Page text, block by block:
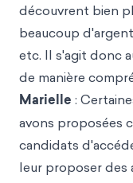
découvrent bien
beaucoup
etc. Il s'agit donc
de manière
Marielle :
avons proposées
candidats
leur proposer des